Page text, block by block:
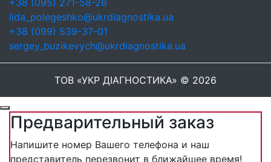
+38 (095) 271-58-26
lida_polegeshko@ukrdiagnostika.ua
+38 (099) 539-37-01
sergey_buzikevych@ukrdiagnostika.ua
ТОВ «УКР ДІАГНОСТИКА» © 2026
Предварительный заказ
Напишите номер Вашего телефона и наш
представитель перезвонит в ближайшее время!